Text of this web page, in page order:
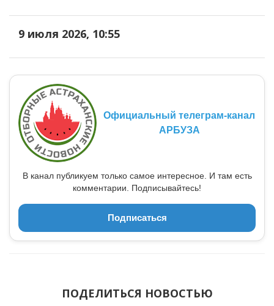
9 июля 2026, 10:55
Официальный телеграм-канал
АРБУЗА
В канал публикуем только самое интересное. И там есть
комментарии. Подписывайтесь!
Подписаться
ПОДЕЛИТЬСЯ НОВОСТЬЮ